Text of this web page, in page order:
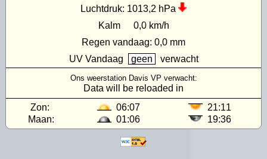
Luchtdruk: 1013,2 hPa
Kalm
0,0 km/h
Regen vandaag: 0,0 mm
UV Vandaag geen verwacht
Ons weerstation Davis VP verwacht:
Data will be reloaded in
Zon:
06:07
21:11
Maan:
01:06 19:36